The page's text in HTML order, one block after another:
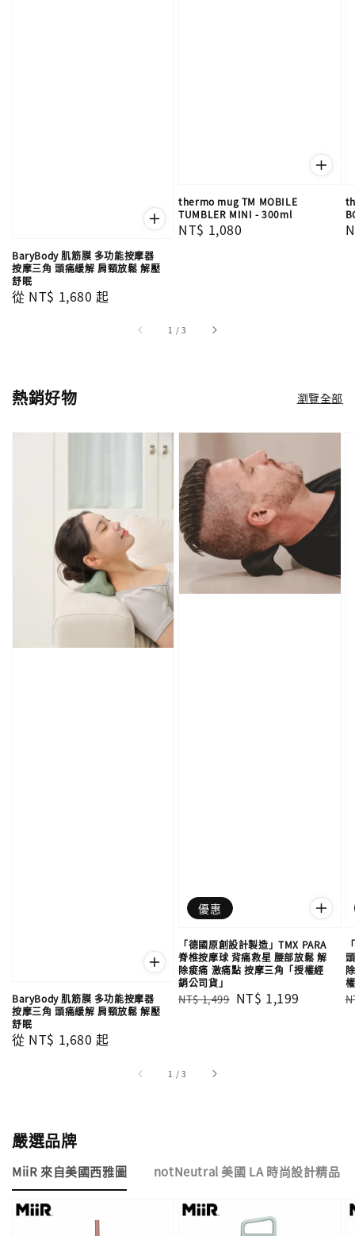
BaryBody 肌筋膜 多功能按摩器
按摩三角 頭痛緩解 肩頸放鬆 解壓
舒眠
Regular
從 NT$ 1,680 起
thermo mug TM MOBILE
TUMBLER MINI - 300ml
Regular
NT$ 1,080
1 /3
熱銷好物 瀏覽全部
BaryBody 肌筋膜 多功能按摩器
按摩三角 頭痛緩解 肩頸放鬆 解壓
舒眠
Regular
從 NT$ 1,680 起
優惠
「德國原創設計製造」TMX PARA
脊椎按摩球 背痛救星 腰部放鬆 解
除痠痛 激痛點 按摩三角「授權經
銷公司貨」
Regular
NT$ 1,499 Sale
NT$ 1,199
1 /3
嚴選品牌
MiiR 來自美國西雅圖 notNeutral 美國 LA 時尚設計精品